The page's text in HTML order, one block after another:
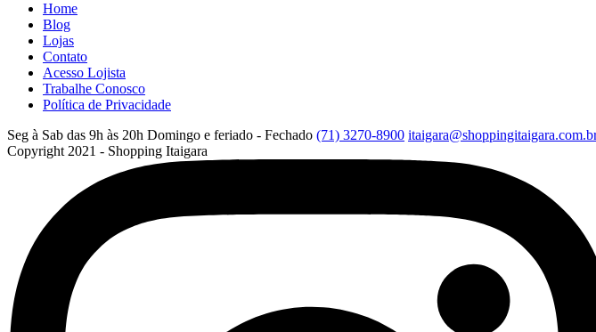
Home
Blog
Lojas
Contato
Acesso Lojista
Trabalhe Conosco
Política de Privacidade
Seg à Sab das 9h às 20h Domingo e feriado - Fechado (71) 3270-8900
Copyright 2021 - Shopping Itaigara